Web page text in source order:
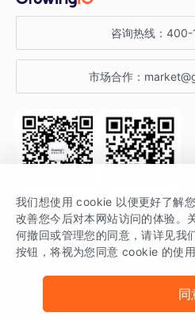
金融行业
获客分析
增长公开课
增长博客
开发者文档
SDK 文档
场景指南
关于 GrowingIO
增长大会
行业活动
咨询热线： 400-
市场合作：
关注公众号 获取更多干货
GrowingIO 是专注于数据智能分析与增
分析云
版权所有 © 北京易数科技有限公司
我们想使用 cookie 以便更好了解
改善您今后对本网站访问的体验。
何撤回或管理您的同意，请详见我
按钮，将视为您同意 cookie 的使用
同